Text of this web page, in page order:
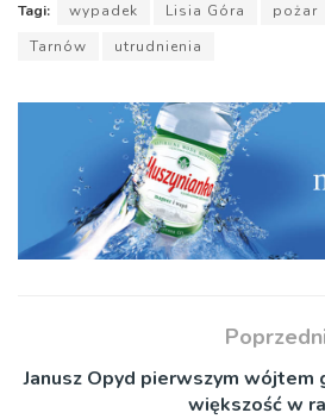
Tagi: wypadek Lisia Góra pożar
Tarnów
utrudnienia
Janusz Opyd pierwszym wójtem
większość w